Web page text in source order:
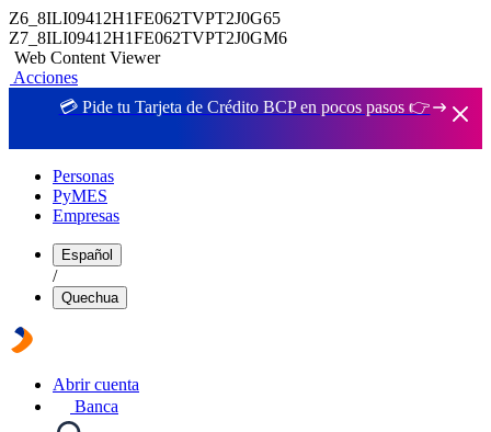
Z6_8ILI09412H1FE062TVPT2J0G65
Z7_8ILI09412H1FE062TVPT2J0GM6
Web Content Viewer
Acciones
💳 Pide tu Tarjeta de Crédito BCP en pocos pasos 👉
Personas
PyMES
Empresas
Español
/
Quechua
Abrir cuenta
Banca